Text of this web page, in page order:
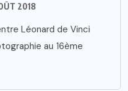
2018
Léonard de Vinci
au 16ème